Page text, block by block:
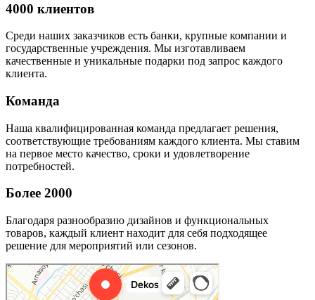
4000 клиентов
Среди наших заказчиков есть банки, крупные компании и
государственные учреждения. Мы изготавливаем
качественные и уникальные подарки под запрос каждого
клиента.
Команда
Наша квалифицированная команда предлагает решения,
соответствующие требованиям каждого клиента. Мы ставим
на первое место качество, сроки и удовлетворение
потребностей.
Более 2000
Благодаря разнообразию дизайнов и функциональных
товаров, каждый клиент находит для себя подходящее
решение для мероприятий или сезонов.